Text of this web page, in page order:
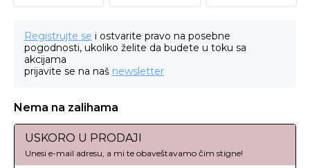
Registrujte se i ostvarite pravo na posebne
pogodnosti, ukoliko želite da budete u toku sa
akcijama
prijavite se na naš newsletter
Nema na zalihama
USKORO U PRODAJI